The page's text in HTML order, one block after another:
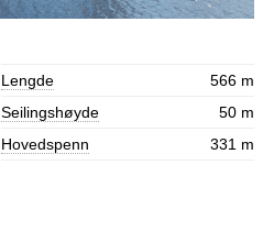
Lengde
566 m
Seilingshøyde
50 m
Hovedspenn
331 m